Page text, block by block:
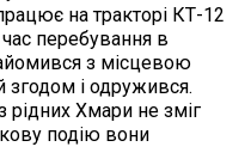
на тракторі КТ-12
час перебування в
з місцевою
згодом і одружився.
рідних Хмари не зміг
подію вони